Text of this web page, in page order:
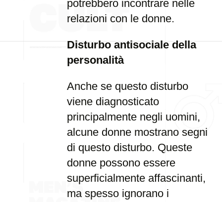
potrebbero incontrare nelle
relazioni con le donne.
Disturbo antisociale della
personalità
Anche se questo disturbo
viene diagnosticato
principalmente negli uomini,
alcune donne mostrano segni
di questo disturbo. Queste
donne possono essere
superficialmente affascinanti,
ma spesso ignorano i